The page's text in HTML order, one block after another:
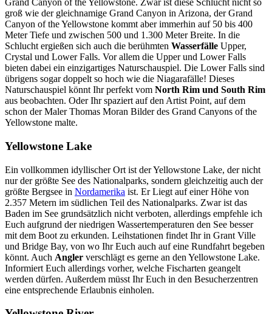
Grand Canyon of the Yellowstone. Zwar ist diese Schlucht nicht so
groß wie der gleichnamige Grand Canyon in Arizona, der Grand
Canyon of the Yellowstone kommt aber immerhin auf 50 bis 400
Meter Tiefe und zwischen 500 und 1.300 Meter Breite. In die
Schlucht ergießen sich auch die berühmten Wasserfälle Upper,
Crystal und Lower Falls. Vor allem die Upper und Lower Falls
bieten dabei ein einzigartiges Naturschauspiel. Die Lower Falls sind
übrigens sogar doppelt so hoch wie die Niagarafälle! Dieses
Naturschauspiel könnt Ihr perfekt vom North Rim und South Rim
aus beobachten. Oder Ihr spaziert auf den Artist Point, auf dem
schon der Maler Thomas Moran Bilder des Grand Canyons of the
Yellowstone malte.
Yellowstone Lake
Ein vollkommen idyllischer Ort ist der Yellowstone Lake, der nicht
nur der größte See des Nationalparks, sondern gleichzeitig auch der
größte Bergsee in Nordamerika ist. Er Liegt auf einer Höhe von
2.357 Metern im südlichen Teil des Nationalparks. Zwar ist das
Baden im See grundsätzlich nicht verboten, allerdings empfehle ich
Euch aufgrund der niedrigen Wassertemperaturen den See besser
mit dem Boot zu erkunden. Leihstationen findet Ihr in Grant Ville
und Bridge Bay, von wo Ihr Euch auch auf eine Rundfahrt begeben
könnt. Auch Angler verschlägt es gerne an den Yellowstone Lake.
Informiert Euch allerdings vorher, welche Fischarten geangelt
werden dürfen. Außerdem müsst Ihr Euch in den Besucherzentren
eine entsprechende Erlaubnis einholen.